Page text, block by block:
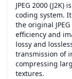
JPEG 2000
coding system.
the original
efficiency and
lossy and
transmission of
compressing
textures.